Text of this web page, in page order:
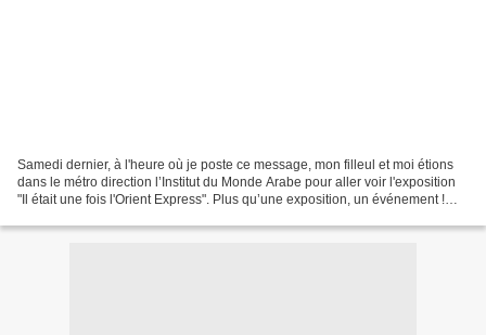
Samedi dernier, à l'heure où je poste ce message, mon filleul et moi étions
dans le métro direction l’Institut du Monde Arabe pour aller voir l'exposition
"Il était une fois l'Orient Express". Plus qu’une exposition, un événement !